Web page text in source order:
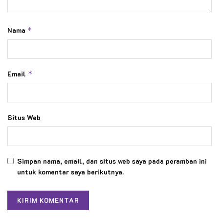
Nama *
Email *
Situs Web
Simpan nama, email, dan situs web saya pada peramban ini
untuk komentar saya berikutnya.